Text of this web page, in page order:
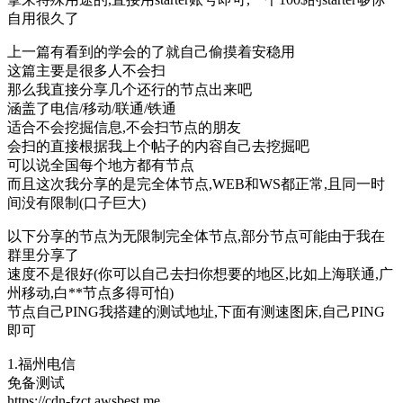
自用很久了
上一篇有看到的学会的了就自己偷摸着安稳用
这篇主要是很多人不会扫
那么我直接分享几个还行的节点出来吧
涵盖了电信/移动/联通/铁通
适合不会挖掘信息,不会扫节点的朋友
会扫的直接根据我上个帖子的内容自己去挖掘吧
可以说全国每个地方都有节点
而且这次我分享的是完全体节点,WEB和WS都正常,且同一时
间没有限制(口子巨大)
以下分享的节点为无限制完全体节点,部分节点可能由于我在
群里分享了
速度不是很好(你可以自己去扫你想要的地区,比如上海联通,广
州移动,白**节点多得可怕)
节点自己PING我搭建的测试地址,下面有测速图床,自己PING
即可
1.福州电信
免备测试